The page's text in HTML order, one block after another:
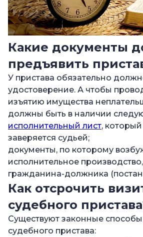
Какие документы
предъявить
У пристава обязательно
удостоверение. А чтобы
изъятию имущества
должны быть в наличии
исполнительный лист,
заверяется судьей;
документы, по которому
исполнительное
гражданина-должника
Как отсрочить
судебного
Существуют законные способы
судебного пристава: